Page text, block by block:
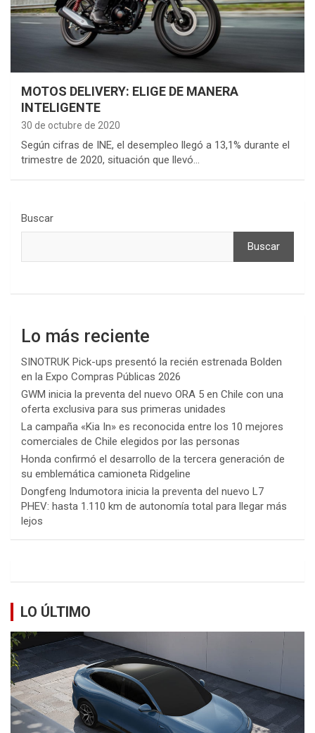
MOTOS DELIVERY: ELIGE DE MANERA
INTELIGENTE
30 de octubre de 2020
Según cifras de INE, el desempleo llegó a 13,1% durante el
trimestre de 2020, situación que llevó…
Buscar
Buscar
Lo más reciente
SINOTRUK Pick-ups presentó la recién estrenada Bolden
en la Expo Compras Públicas 2026
GWM inicia la preventa del nuevo ORA 5 en Chile con una
oferta exclusiva para sus primeras unidades
La campaña «Kia In» es reconocida entre los 10 mejores
comerciales de Chile elegidos por las personas
Honda confirmó el desarrollo de la tercera generación de
su emblemática camioneta Ridgeline
Dongfeng Indumotora inicia la preventa del nuevo L7
PHEV: hasta 1.110 km de autonomía total para llegar más
lejos
LO ÚLTIMO